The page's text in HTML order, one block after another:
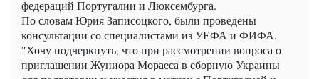
федераций Португалии и Люксембурга.
По словам Юрия Записоцкого, были проведены
консультации со специалистами из УЕФА и ФИФА.
"Хочу подчеркнуть, что при рассмотрении вопроса о
приглашении Жуниора Мораеса в сборную Украины